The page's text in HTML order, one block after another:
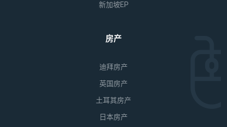
新加坡EP
房产
迪拜房产
英国房产
土耳其房产
日本房产